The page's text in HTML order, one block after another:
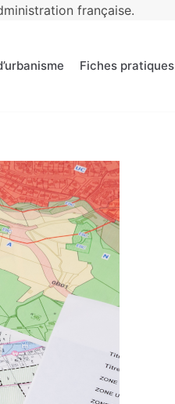
française.
Fiches pratiques